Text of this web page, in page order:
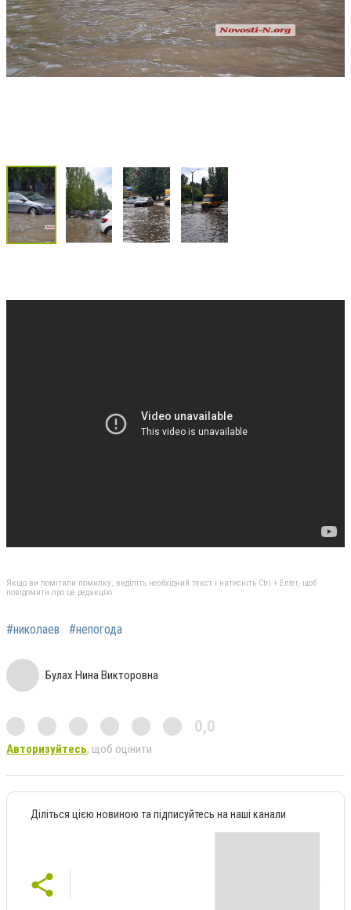
Якщо ви помітили помилку, виділіть необхідний текст і натисніть Ctrl + Enter, щоб
повідомити про це редакцію
#николаев #непогода
Булах Нина Викторовна
0,0
Авторизуйтесь, щоб оцінити
Діліться цією новиною та підписуйтесь на наші канали